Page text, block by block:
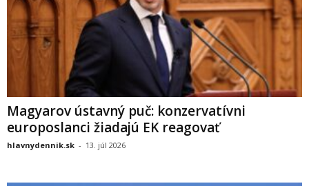
Magyarov ústavný puč: konzervatívni
europoslanci žiadajú EK reagovať
hlavnydennik.sk - 13. júl 2026